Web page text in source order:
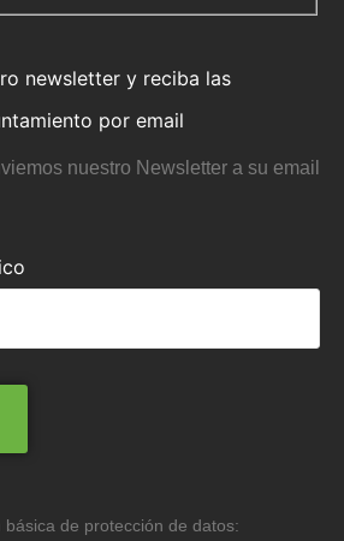
newsletter y reciba las
por email
nuestro Newsletter a su email
básica de protección de datos: